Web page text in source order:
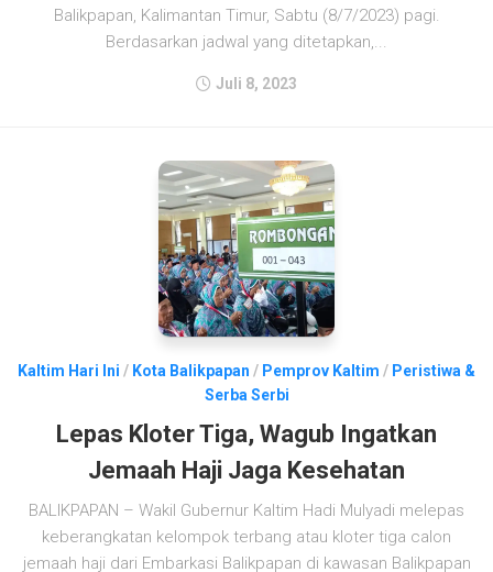
Balikpapan, Kalimantan Timur, Sabtu (8/7/2023) pagi.
Berdasarkan jadwal yang ditetapkan,...
Juli 8, 2023
Kaltim Hari Ini / Kota Balikpapan / Pemprov Kaltim / Peristiwa &
Serba Serbi
Lepas Kloter Tiga, Wagub Ingatkan
Jemaah Haji Jaga Kesehatan
BALIKPAPAN – Wakil Gubernur Kaltim Hadi Mulyadi melepas
keberangkatan kelompok terbang atau kloter tiga calon
jemaah haji dari Embarkasi Balikpapan di kawasan Balikpapan